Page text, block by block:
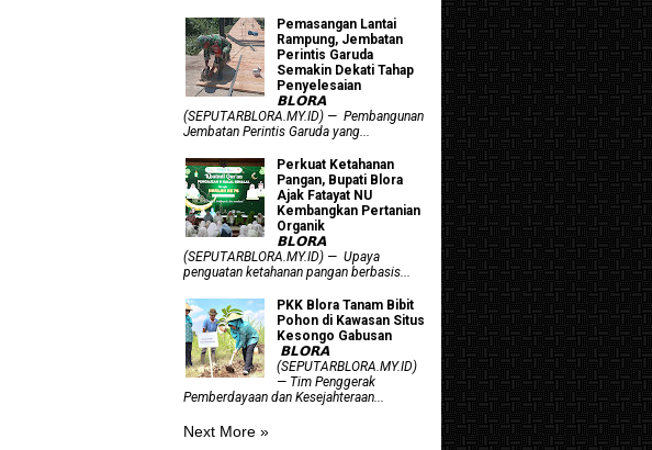
Pemasangan Lantai
Rampung, Jembatan
Perintis Garuda
Semakin Dekati Tahap
Penyelesaian
𝗕𝗟𝗢𝗥𝗔
(SEPUTARBLORA.MY.ID) — Pembangunan
Jembatan Perintis Garuda yang...
​Perkuat Ketahanan
Pangan, Bupati Blora
Ajak Fatayat NU
Kembangkan Pertanian
Organik
𝗕𝗟𝗢𝗥𝗔
(SEPUTARBLORA.MY.ID) — Upaya
penguatan ketahanan pangan berbasis...
PKK Blora Tanam Bibit
Pohon di Kawasan Situs
Kesongo Gabusan
‎ 𝗕𝗟𝗢𝗥𝗔
(SEPUTARBLORA.MY.ID)
— Tim Penggerak
Pemberdayaan dan Kesejahteraan...
Next More »